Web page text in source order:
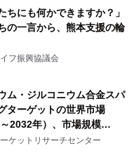
ちにも何かできますか？」
の一言から、熊本支援の輪
フ振興協議会
ム・ジルコニウム合金スパ
ターゲットの世界市場
～2032年）、市場規模
、その他）・分析レポ
ケットリサーチセンター